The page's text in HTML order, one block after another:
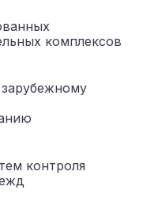
комплексов
контроля